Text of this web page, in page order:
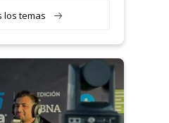
los temas